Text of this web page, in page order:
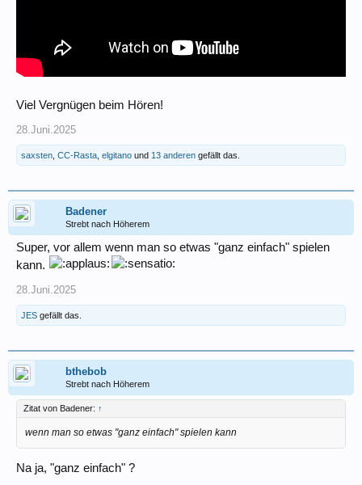
Viel Vergnügen beim Hören!
28.Juni.2025
saxsten CC-Rasta elgitano und 13 anderen gefällt das.
Badener
Strebt nach Höherem
Super, vor allem wenn man so etwas "ganz einfach" spielen
kann.
28.Juni.2025
JES gefällt das.
bthebob
Strebt nach Höherem
Zitat von Badener: ↑
wenn man so etwas "ganz einfach" spielen kann
Na ja, "ganz einfach" ?